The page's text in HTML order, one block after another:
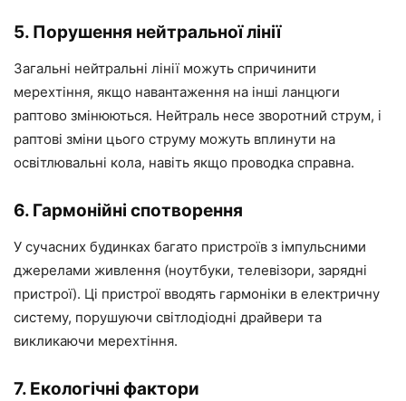
5. Порушення нейтральної лінії
Загальні нейтральні лінії можуть спричинити
мерехтіння, якщо навантаження на інші ланцюги
раптово змінюються. Нейтраль несе зворотний струм, і
раптові зміни цього струму можуть вплинути на
освітлювальні кола, навіть якщо проводка справна.
6. Гармонійні спотворення
У сучасних будинках багато пристроїв з імпульсними
джерелами живлення (ноутбуки, телевізори, зарядні
пристрої). Ці пристрої вводять гармоніки в електричну
систему, порушуючи світлодіодні драйвери та
викликаючи мерехтіння.
7. Екологічні фактори